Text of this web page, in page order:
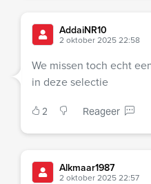
AddaiNR10
2 oktober 2025 22:58
We missen toch echt
in deze selectie
2 Reageer
Alkmaar1987
2 oktober 2025 22:57